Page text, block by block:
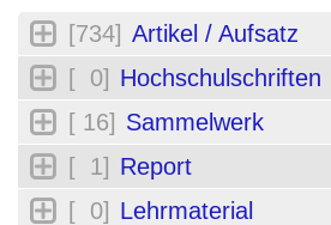
[734] Artikel / Aufsatz
[ 0] Hochschulschriften
[ 16] Sammelwerk
[ 1] Report
[ 0] Lehrmaterial